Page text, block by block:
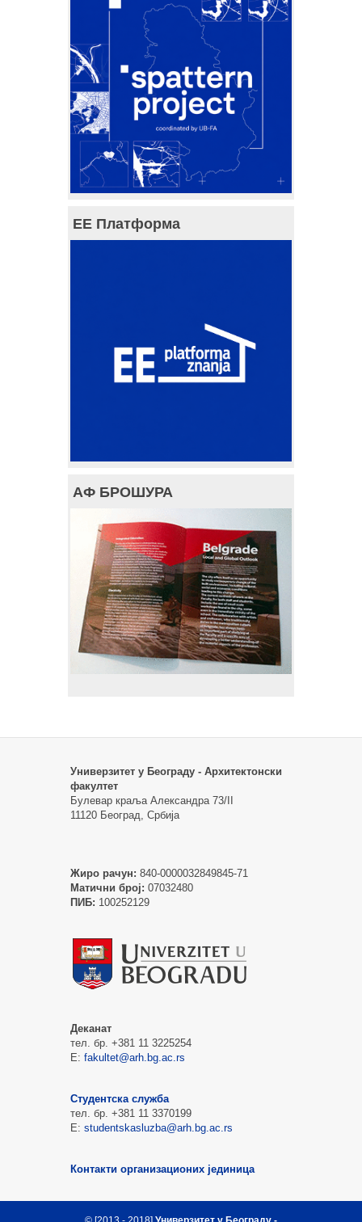
ЕЕ Платформа
АФ БРОШУРА
Универзитет у Београду - Архитектонски
факултет
Булевар краља Александра 73/II
11120 Београд, Србија
Жиро рачун: 840-0000032849845-71
Матични број: 07032480
ПИБ: 100252129
Деканат
тел. бр. +381 11 3225254
Е: fakultet@arh.bg.ac.rs
Студентска служба
тел. бр. +381 11 3370199
Е: studentskasluzba@arh.bg.ac.rs
Контакти организационих јединица